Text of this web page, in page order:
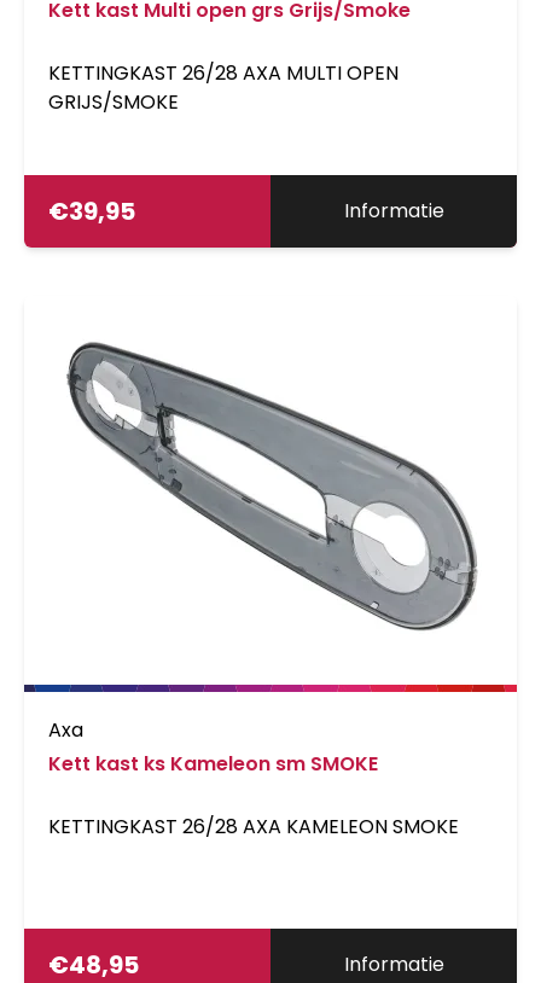
Kett kast Multi open grs Grijs/Smoke
KETTINGKAST 26/28 AXA MULTI OPEN
GRIJS/SMOKE
€39,95 Informatie
Axa
Kett kast ks Kameleon sm SMOKE
KETTINGKAST 26/28 AXA KAMELEON SMOKE
€48,95 Informatie